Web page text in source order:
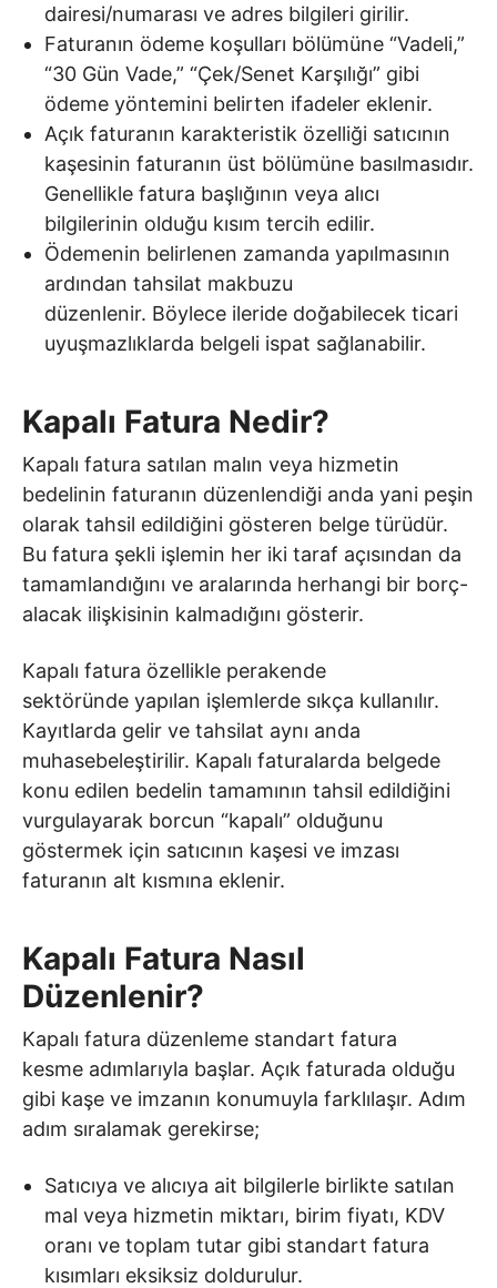
dairesi/numarası ve adres bilgileri girilir.
Faturanın ödeme koşulları bölümüne “Vadeli,”
“30 Gün Vade,” “Çek/Senet Karşılığı” gibi
ödeme yöntemini belirten ifadeler eklenir.
Açık faturanın karakteristik özelliği satıcının
kaşesinin faturanın üst bölümüne basılmasıdır.
Genellikle fatura başlığının veya alıcı
bilgilerinin olduğu kısım tercih edilir.
Ödemenin belirlenen zamanda yapılmasının
ardından tahsilat makbuzu
düzenlenir. Böylece ileride doğabilecek ticari
uyuşmazlıklarda belgeli ispat sağlanabilir.
Kapalı Fatura Nedir?
Kapalı fatura satılan malın veya hizmetin
bedelinin faturanın düzenlendiği anda yani peşin
olarak tahsil edildiğini gösteren belge türüdür.
Bu fatura şekli işlemin her iki taraf açısından da
tamamlandığını ve aralarında herhangi bir borç-
alacak ilişkisinin kalmadığını gösterir.
Kapalı fatura özellikle perakende
sektöründe yapılan işlemlerde sıkça kullanılır.
Kayıtlarda gelir ve tahsilat aynı anda
muhasebeleştirilir. Kapalı faturalarda belgede
konu edilen bedelin tamamının tahsil edildiğini
vurgulayarak borcun “kapalı” olduğunu
göstermek için satıcının kaşesi ve imzası
faturanın alt kısmına eklenir.
Kapalı Fatura Nasıl
Düzenlenir?
Kapalı fatura düzenleme standart fatura
kesme adımlarıyla başlar. Açık faturada olduğu
gibi kaşe ve imzanın konumuyla farklılaşır. Adım
adım sıralamak gerekirse;
Satıcıya ve alıcıya ait bilgilerle birlikte satılan
mal veya hizmetin miktarı, birim fiyatı, KDV
oranı ve toplam tutar gibi standart fatura
kısımları eksiksiz doldurulur.